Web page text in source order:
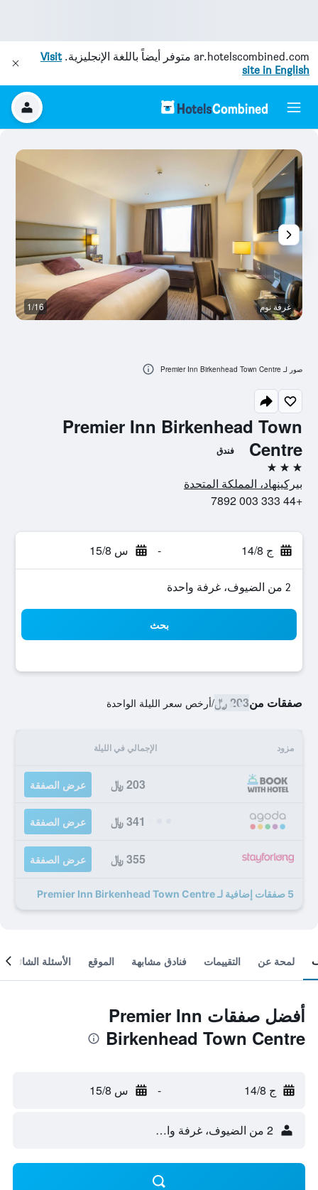
ar.hotelscombined.com متوفر أيضاً باللغة الإنجليزية.Visit
site in English
Premier Inn Birkenhead Town
Centre
فندق
3 نجوم
بيركينهاد، المملكة المتحدة
+44 333 003 7892
ج 14/8 - س 15/8
2 من الضيوف، غرفة واحدة
بحث
صفقات من203 ﷼ /أرخص سعر الليلة الواحدة
مزود الإجمالي في الليلة
203 ﷼ عرض الصفقة
341 ﷼ عرض الصفقة
355 ﷼ عرض الصفقة
5 صفقات إضافية لـ Premier Inn Birkenhead Town Centre
غرفة نوم 1/16
صور لـ Premier Inn Birkenhead Town Centre
لمحة عن التقييمات فنادق مشابهة الموقع الأسئلة الشائعة
أفضل صفقات Premier Inn
Birkenhead Town Centre
ج 14/8 - س 15/8
2 من الضيوف، غرفة واحدة